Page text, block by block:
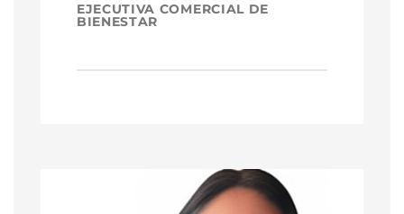
EJECUTIVA COMERCIAL DE
BIENESTAR